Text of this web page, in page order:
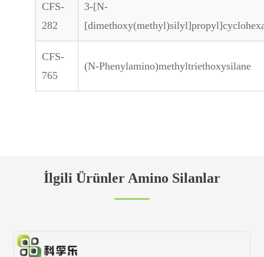
CFS-
282
3-[N-
CFS-
765
(N-Phenylamino)methyltriethoxysilane
İlgili Ürünler Amino Silanlar